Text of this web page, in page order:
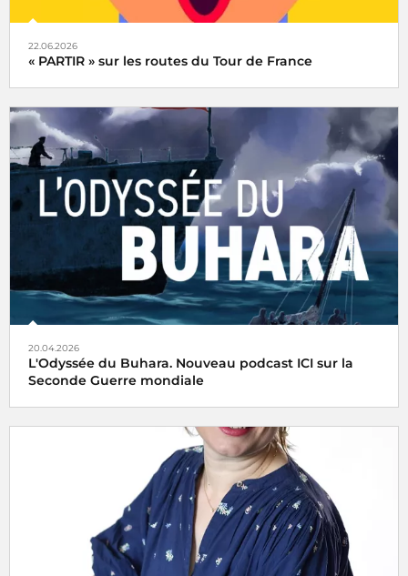
22.06.2026
« PARTIR » sur les routes du Tour de France
20.04.2026
L'Odyssée du Buhara. Nouveau podcast ICI sur la
Seconde Guerre mondiale